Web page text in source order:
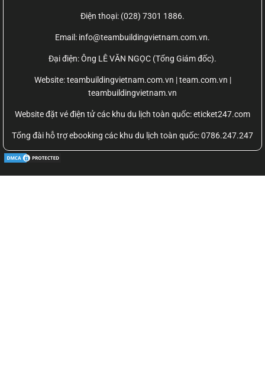
Điện thoại: (028) 7301 1886.
Email: info@teambuildingvietnam.com.vn.
Đại điện: Ông LÊ VĂN NGỌC (Tổng Giám đốc).
Website:teambuildingvietnam.com.vn | team.com.vn |
teambuildingvietnam.vn
Website đặt vé điện tử các khu du lịch toàn quốc: eticket247.com
Tổng đài hỗ trợ ebooking các khu du lịch toàn quốc: 0786.247.247